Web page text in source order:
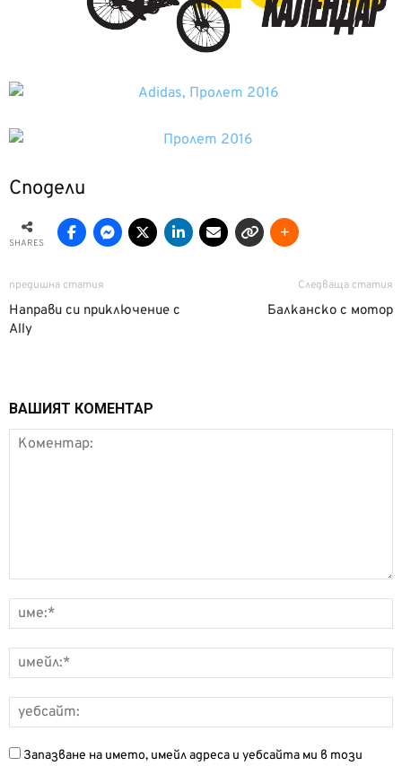
Сподели
SHARES
предишна статия
Направи си приключение с
Ally
Следваща статия
Балканско с мотор
ВАШИЯТ КОМЕНТАР
Запазване на името, имейл адреса и уебсайта ми в този